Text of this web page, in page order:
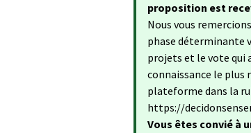
proposition est
Nous vous
phase déterminante
projets et le vote qui
connaissance le plus
plateforme dans la
https://
Vous êtes convié à